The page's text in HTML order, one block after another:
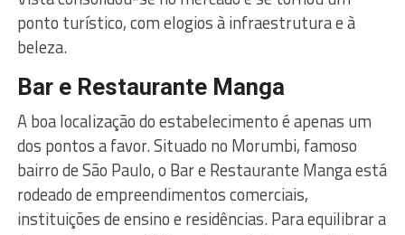
ponto turístico, com elogios à infraestrutura e à
beleza.
Bar e Restaurante Manga
A boa localização do estabelecimento é apenas um
dos pontos a favor. Situado no Morumbi, famoso
bairro de São Paulo, o Bar e Restaurante Manga está
rodeado de empreendimentos comerciais,
instituições de ensino e residências. Para equilibrar a